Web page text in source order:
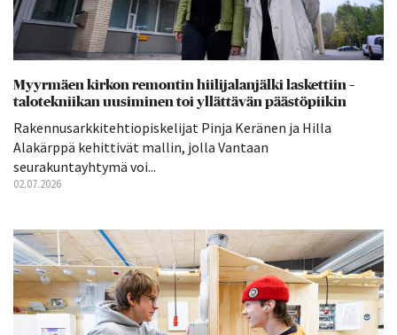
Myyrmäen kirkon remontin hiilijalanjälki laskettiin –
talotekniikan uusiminen toi yllättävän päästöpiikin
Rakennusarkkitehtiopiskelijat Pinja Keränen ja Hilla
Alakärppä kehittivät mallin, jolla Vantaan
seurakuntayhtymä voi...
02.07.2026